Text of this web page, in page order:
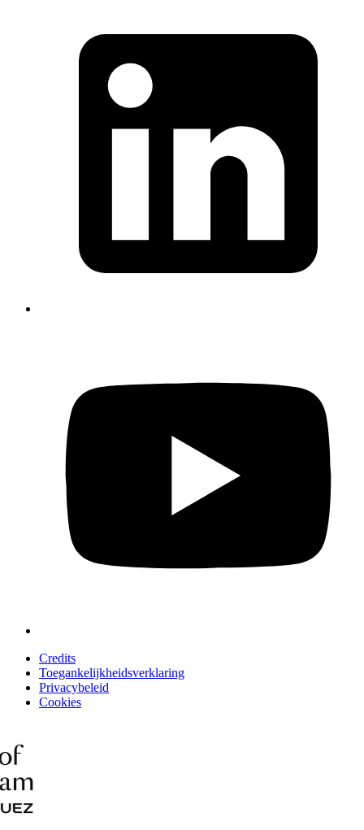
Credits
Toegankelijkheidsverklaring
Privacybeleid
Cookies